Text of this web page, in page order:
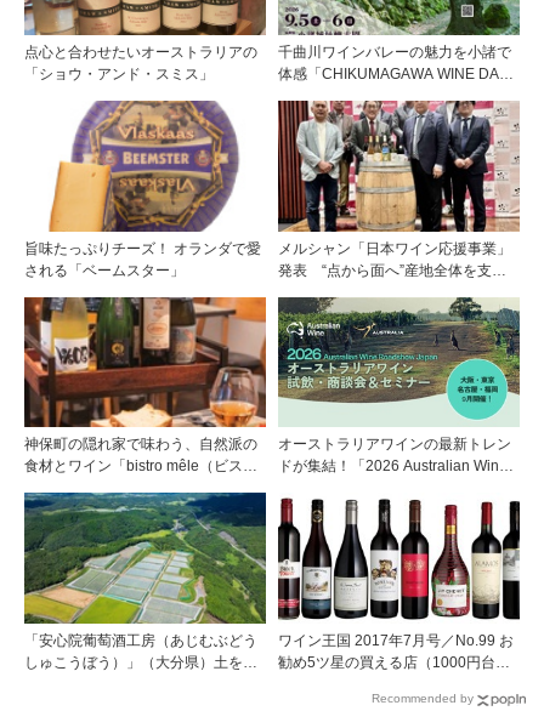
点心と合わせたいオーストラリアの
「ショウ・アンド・スミス」
千曲川ワインバレーの魅力を小諸で
体感「CHIKUMAGAWA WINE DAYS
旨味たっぷりチーズ！ オランダで愛
される「ベームスター」
メルシャン「日本ワイン応援事業」
発表 “点から面へ”産地全体を支え
神保町の隠れ家で味わう、自然派の
食材とワイン「bistro mêle（ビスト
オーストラリアワインの最新トレン
ドが集結！「2026 Australian Wine
で開催
「安心院葡萄酒工房（あじむぶどう
しゅこうぼう）」（大分県）土を作
ワイン王国 2017年7月号／No.99 お
勧め5ツ星の買える店（1000円台で
Recommended by